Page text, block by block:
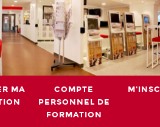
MA
COMPTE
PERSONNEL DE
FORMATION